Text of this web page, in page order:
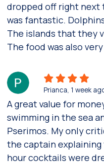
dropped off right
was fantastic.
The islands that they
The food was also
Prianca, 1 week
A great value for
swimming in the sea
Pserimos. My only
the captain
hour cocktails were